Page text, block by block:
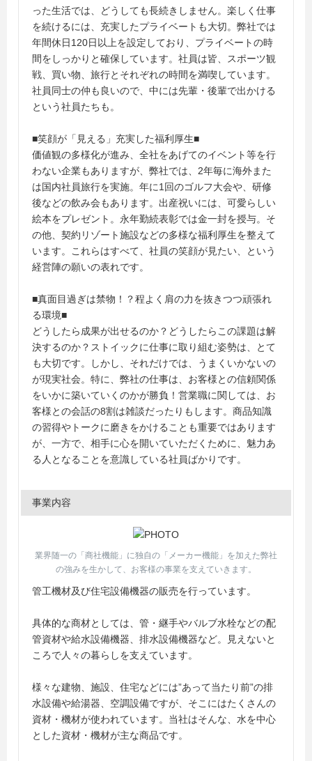
った生活では、どうしても長続きしません。楽しく仕事
を続けるには、充実したプライベートも大切。弊社では
年間休日120日以上を設定しており、プライベートの時
間をしっかりと確保しています。社員は皆、スポーツ観
戦、買い物、旅行とそれぞれの時間を満喫しています。
社員同士の仲も良いので、中には先輩・後輩で出かける
という社員たちも。
■笑顔が「見える」充実した福利厚生■
価値観の多様化が進み、全社をあげてのイベント等を行
わない企業もありますが、弊社では、2年毎に海外また
は国内社員旅行を実施。年に1回のゴルフ大会や、研修
後などの飲み会もあります。出産祝いには、可愛らしい
絵本をプレゼント。永年勤続表彰では金一封を授与。そ
の他、契約リゾート施設などの多様な福利厚生を整えて
います。これらはすべて、社員の笑顔が見たい、という
経営陣の願いの表れです。
■真面目過ぎは禁物！？程よく肩の力を抜きつつ頑張れ
る環境■
どうしたら成果が出せるのか？どうしたらこの課題は解
決するのか？ストイックに仕事に取り組む姿勢は、とて
も大切です。しかし、それだけでは、うまくいかないの
が現実社会。特に、弊社の仕事は、お客様との信頼関係
をいかに築いていくのかが勝負！営業職に関しては、お
客様との会話の8割は雑談だったりもします。商品知識
の習得やトークに磨きをかけることも重要ではあります
が、一方で、相手に心を開いていただくために、魅力あ
る人となることを意識している社員ばかりです。
事業内容
業界随一の「商社機能」に独自の「メーカー機能」を加えた弊社
の強みを生かして、お客様の事業を支えていきます。
管工機材及び住宅設備機器の販売を行っています。
具体的な商材としては、管・継手やバルブ水栓などの配
管資材や給水設備機器、排水設備機器など。見えないと
ころで人々の暮らしを支えています。
様々な建物、施設、住宅などには”あって当たり前”の排
水設備や給湯器、空調設備ですが、そこにはたくさんの
資材・機材が使われています。当社はそんな、水を中心
とした資材・機材が主な商品です。